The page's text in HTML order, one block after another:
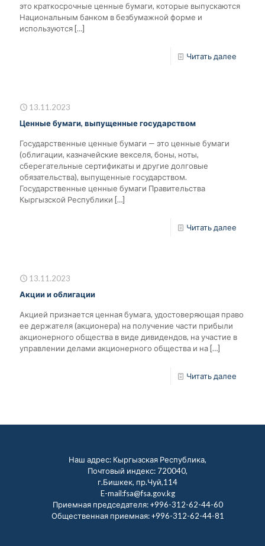
это краткосрочные ценные бумаги, которые выпускаются
Национальным банком в безбумажной форме и
используются[…]
Читать далее
13.11.2023
Ценные бумаги, выпущенные государством
Государственные ценные бумаги — это ценные бумаги
(облигации, казначейские векселя, боны, ноты,
сберегательные сертификаты и другие долговые
обязательства), выпущенные государством.
Государственные ценные бумаги Правительства
Кыргызской Республики […]
Читать далее
13.11.2023
Акции и облигации
Акцией признается ценная бумага, удостоверяющая право
ее держателя (акционера) на получение части прибыли
акционерного общества в виде дивидендов, на участие в
управлении делами акционерного общества и на[…]
Читать далее
Наш адрес: Кыргызская Республика,
Почтовый индекс: 720040,
г.Бишкек, пр.Чуй,114
E-mail:fsa@fsa.gov.kg
Приемная председателя:+996-312-62-44-60
Общественная приемная:+996-312-62-44-81